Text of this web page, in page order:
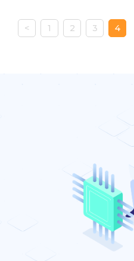
< 1 2 3 4